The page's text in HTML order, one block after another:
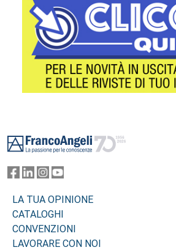
LA TUA OPINIONE
CATALOGHI
CONVENZIONI
LAVORARE CON NOI